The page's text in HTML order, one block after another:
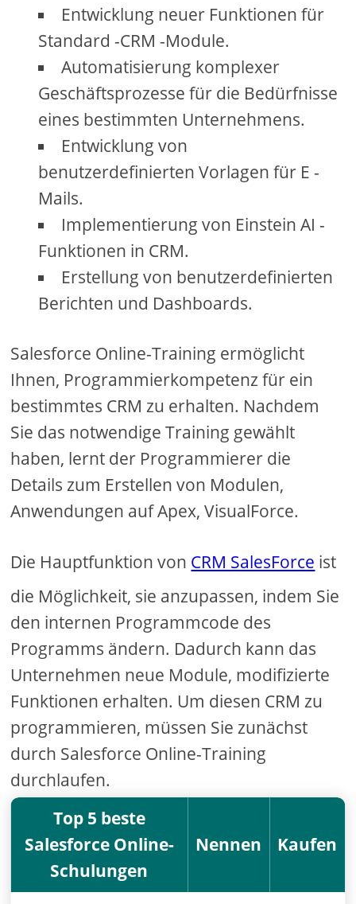
Entwicklung neuer Funktionen für
Standard -CRM -Module.
Automatisierung komplexer
Geschäftsprozesse für die Bedürfnisse
eines bestimmten Unternehmens.
Entwicklung von
benutzerdefinierten Vorlagen für E -
Mails.
Implementierung von Einstein AI -
Funktionen in CRM.
Erstellung von benutzerdefinierten
Berichten und Dashboards.
Salesforce Online-Training ermöglicht
Ihnen, Programmierkompetenz für ein
bestimmtes CRM zu erhalten. Nachdem
Sie das notwendige Training gewählt
haben, lernt der Programmierer die
Details zum Erstellen von Modulen,
Anwendungen auf Apex, VisualForce.
Die Hauptfunktion von CRM SalesForce ist
die Möglichkeit, sie anzupassen, indem Sie
den internen Programmcode des
Programms ändern. Dadurch kann das
Unternehmen neue Module, modifizierte
Funktionen erhalten. Um diesen CRM zu
programmieren, müssen Sie zunächst
durch Salesforce Online-Training
durchlaufen.
Top 5 beste
Salesforce Online-
Schulungen
Nennen Kaufen